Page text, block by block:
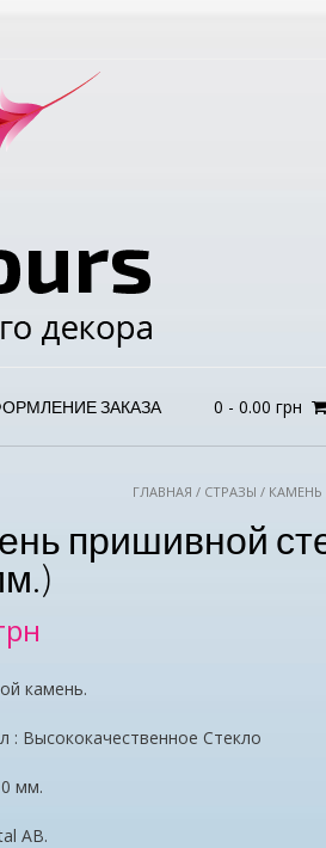
ЗАКАЗА 0 - 0.00 грн
ГЛАВНАЯ / СТРАЗЫ /
пришивной
камень.
: Высококачественное Стекло
мм.
АВ.